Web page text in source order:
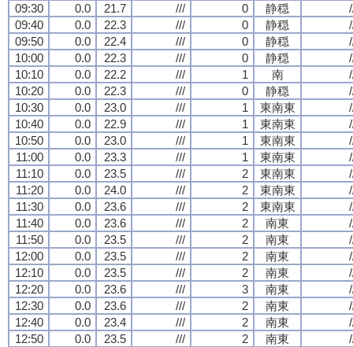
09:30
0.0 21.7 /// 0 静穏
09:40
0.0 22.3 /// 0 静穏
09:50
0.0 22.4 /// 0 静穏
10:00
0.0 22.3 /// 0 静穏
10:10
0.0 22.2 /// 1 南
10:20
0.0 22.3 /// 0 静穏
10:30
0.0 23.0 /// 1 東南東
10:40
0.0 22.9 /// 1 東南東
10:50
0.0 23.0 /// 1 東南東
11:00
0.0 23.3 /// 1 東南東
11:10
0.0 23.5 /// 2 東南東
11:20
0.0 24.0 /// 2 東南東
11:30
0.0 23.6 /// 2 東南東
11:40
0.0 23.6 /// 2 南東
11:50
0.0 23.5 /// 2 南東
12:00
0.0 23.5 /// 2 南東
12:10
0.0 23.5 /// 2 南東
12:20
0.0 23.6 /// 3 南東
12:30
0.0 23.6 /// 2 南東
12:40
0.0 23.4 /// 2 南東
12:50
0.0 23.5 /// 2 南東